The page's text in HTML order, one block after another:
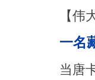
【伟
一名
当唐